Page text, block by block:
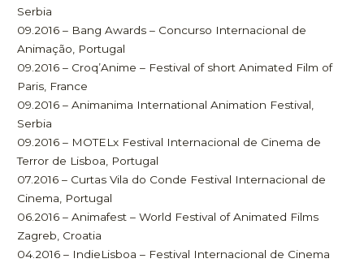
Serbia
09.2016 – Bang Awards – Concurso Internacional de
Animação, Portugal
09.2016 – Croq’Anime – Festival of short Animated Film of
Paris, France
09.2016 – Animanima International Animation Festival,
Serbia
09.2016 – MOTELx Festival Internacional de Cinema de
Terror de Lisboa, Portugal
07.2016 – Curtas Vila do Conde Festival Internacional de
Cinema, Portugal
06.2016 – Animafest – World Festival of Animated Films
Zagreb, Croatia
04.2016 – IndieLisboa – Festival Internacional de Cinema